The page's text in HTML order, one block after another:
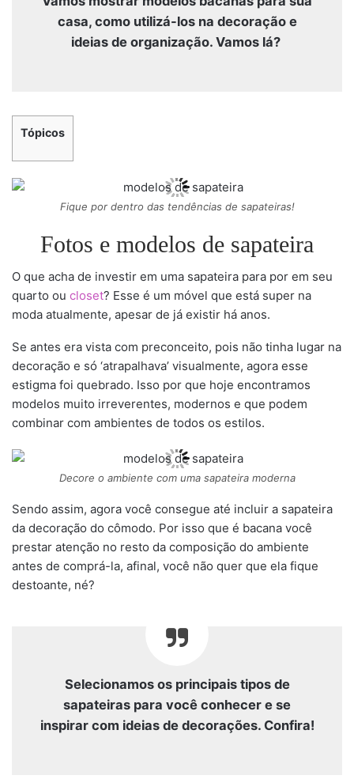
casa, como utilizá-los na decoração e
ideias de organização. Vamos lá?
Tópicos
Fique por dentro das tendências de sapateiras!
Fotos e modelos de sapateira
O que acha de investir em uma sapateira para por em seu
quarto ou closet? Esse é um móvel que está super na
moda atualmente, apesar de já existir há anos.
Se antes era vista com preconceito, pois não tinha lugar na
decoração e só ‘atrapalhava’ visualmente, agora esse
estigma foi quebrado. Isso por que hoje encontramos
modelos muito irreverentes, modernos e que podem
combinar com ambientes de todos os estilos.
Decore o ambiente com uma sapateira moderna
Sendo assim, agora você consegue até incluir a sapateira
da decoração do cômodo. Por isso que é bacana você
prestar atenção no resto da composição do ambiente
antes de comprá-la, afinal, você não quer que ela fique
destoante, né?
Selecionamos os principais tipos de
sapateiras para você conhecer e se
inspirar com ideias de decorações. Confira!